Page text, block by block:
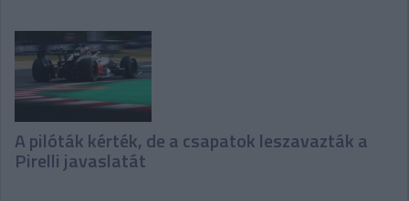
A pilóták kérték, de a csapatok leszavazták a
Pirelli javaslatát